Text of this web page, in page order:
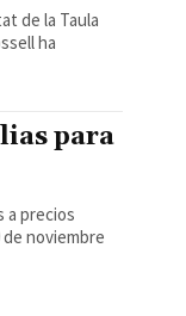
de la Taula
para
a precios
noviembre